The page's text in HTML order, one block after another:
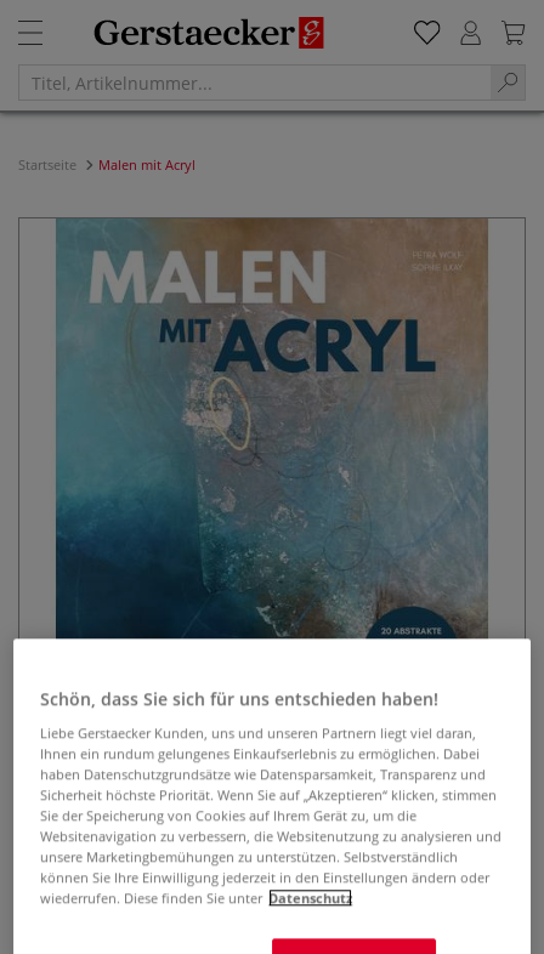
Startseite Malen mit Acryl
Malen mit Acryl
0 Bewertungen
20 abstrakte Bilder mit kreativen Malmethoden. Neue
Techniken, neue Impulse: 20 Schritt-für-Schritt-Anleitungen
für inspirierende Motive mit Acryl. Der perfekte Einstieg in
die Acrylmalerei: Materialien, Farbenlehre, Techniken und
Schön, dass Sie sich für uns entschieden haben!
Liebe Gerstaecker Kunden, uns und unseren Partnern liegt viel daran,
Ihnen ein rundum gelungenes Einkaufserlebnis zu ermöglichen. Dabei
haben Datenschutzgrundsätze wie Datensparsamkeit, Transparenz und
Sicherheit höchste Priorität. Wenn Sie auf „Akzeptieren“ klicken, stimmen
Sie der Speicherung von Cookies auf Ihrem Gerät zu, um die
Websitenavigation zu verbessern, die Websitenutzung zu analysieren und
unsere Marketingbemühungen zu unterstützen. Selbstverständlich
können Sie Ihre Einwilligung jederzeit in den Einstellungen ändern oder
wiederrufen. Diese finden Sie unter Datenschutz